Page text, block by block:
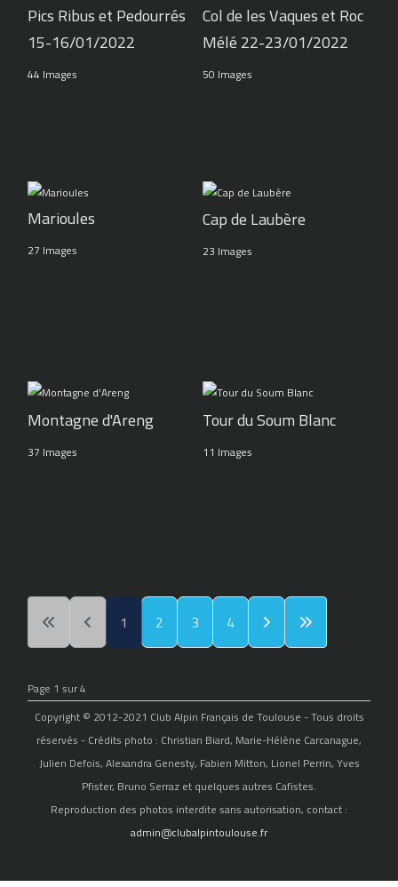
Pics Ribus et Pedourrés
15-16/01/2022
44 Images
Col de les Vaques et Roc
Mélé 22-23/01/2022
50 Images
Marioules
27 Images
Cap de Laubère
23 Images
Montagne d'Areng
37 Images
Tour du Soum Blanc
11 Images
1 2 3 4
Page 1 sur 4
Copyright © 2012-2021 Club Alpin Français de Toulouse - Tous droits
réservés - Crédits photo : Christian Biard, Marie-Hélène Carcanague,
Julien Defois, Alexandra Genesty, Fabien Mitton, Lionel Perrin, Yves
Pfister, Bruno Serraz et quelques autres Cafistes.
Reproduction des photos interdite sans autorisation, contact :
admin@clubalpintoulouse.fr